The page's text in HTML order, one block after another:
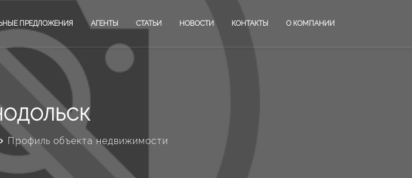
ПРЕДЛОЖЕНИЯ АГЕНТЫ СТАТЬИ НОВОСТИ КОНТАКТЫ О КОМПАНИИ
Профиль объекта недвижимости